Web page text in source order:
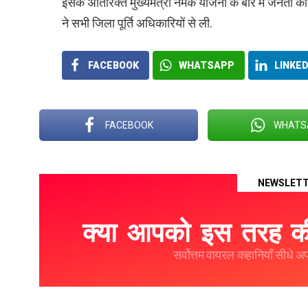
ने सभी जिला पूर्ति अधिकारियों से ली.
FACEBOOK WHATSAPP
FACEBOOK
क्या आपको इस तरह
सर्वोत्तम वायरल कहानियाँ सीधे